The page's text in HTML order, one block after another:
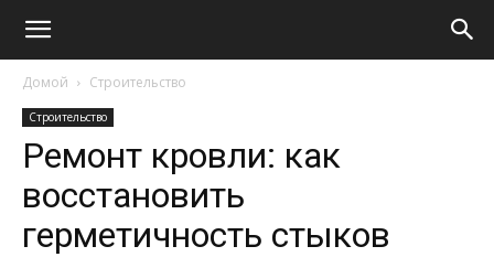
Домой Строительство
Строительство
Ремонт кровли: как
восстановить
герметичность стыков